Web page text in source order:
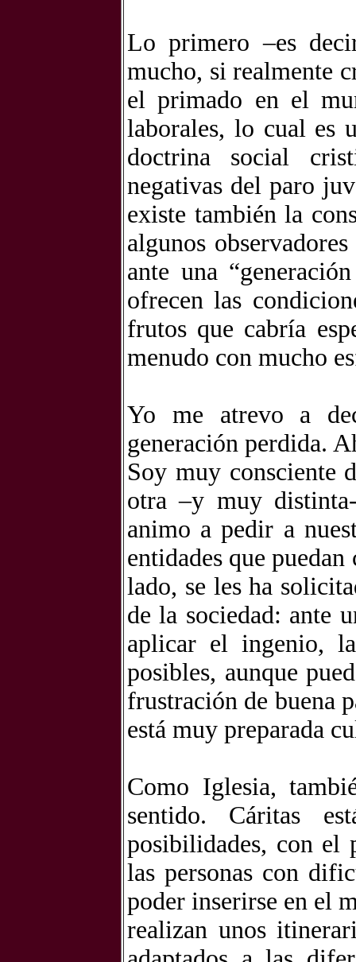
Lo primero –es
mucho, si realmente
el primado en el
laborales, lo cual es
doctrina social
negativas del paro
existe también la
algunos
ante una
ofrecen las
frutos que cabría
menudo con mucho
Yo me atrevo a
generación perdida.
Soy muy consciente
otra –y muy
animo a pedir a
entidades que
lado, se les ha
de la sociedad: ante
aplicar el ingenio,
posibles, aunque
frustración de buena
está muy preparada
Como Iglesia,
sentido. Cáritas
posibilidades, con el
las personas con
poder inserirse en el
realizan unos